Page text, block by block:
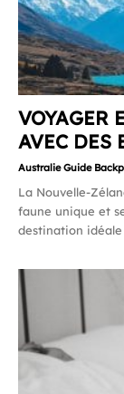
VOYAGER
AVEC DES
Australie Guide
La Nouvelle-
faune unique et
destination idéale